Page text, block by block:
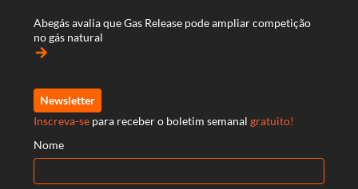
Abegás avalia que Gas Release pode ampliar competição
no gás natural
arrow_forward
Newsletter
Inscreva-se para receber o boletim semanal gratuito!
Nome